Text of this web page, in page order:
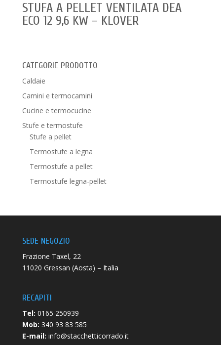
STUFA A PELLET VENTILATA DEA
ECO 12 9,6 KW – KLOVER
CATEGORIE PRODOTTO
Caldaie
Camini e termocamini
Cucine e termocucine
Stufe e termostufe
Stufe a pellet
Termostufe a legna
Termostufe a pellet
Termostufe legna-pellet
SEDE NEGOZIO
Frazione Taxel, 22
11020 Gressan (Aosta) – Italia
RECAPITI
Tel: 0165 250939
Mob: 340 93 83 585
E-mail: info@stacchetticorrado.it